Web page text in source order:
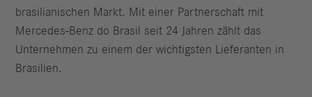
brasilianischen Markt. Mit einer Partnerschaft mit
Mercedes-Benz do Brasil seit 24 Jahren zählt das
Unternehmen zu einem der wichtigsten Lieferanten in
Brasilien.